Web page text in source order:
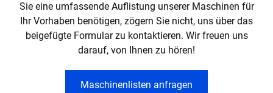
Sie eine umfassende Auflistung unserer Maschinen für
Ihr Vorhaben benötigen, zögern Sie nicht, uns über das
beigefügte Formular zu kontaktieren. Wir freuen uns
darauf, von Ihnen zu hören!
Maschinenlisten anfragen